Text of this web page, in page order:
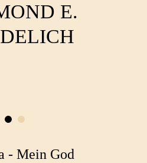
E.
- Mein God